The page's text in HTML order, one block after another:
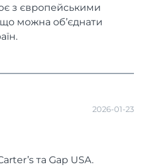
з європейськими
можна об’єднати
2026-01-23
та Gap USA.